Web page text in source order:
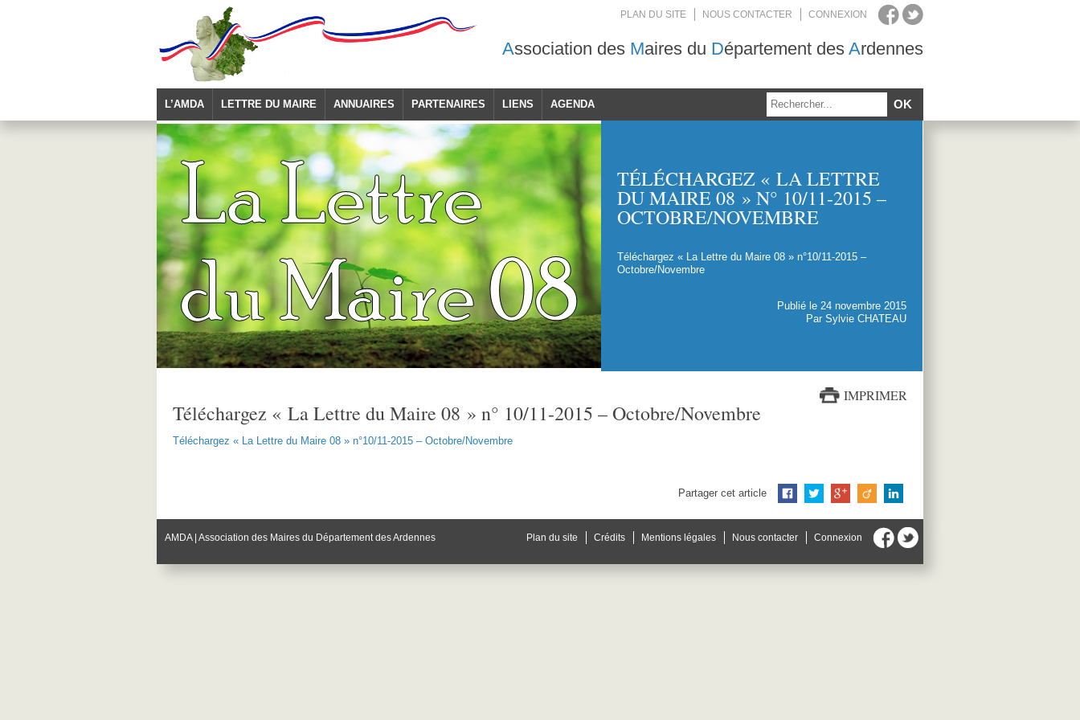
PLAN DU SITE NOUS CONTACTER CONNEXION
Association des Maires du Département des Ardennes
L’AMDA LETTRE DU MAIRE ANNUAIRES PARTENAIRES LIENS AGENDA
TÉLÉCHARGEZ « LA LETTRE
DU MAIRE 08 » N° 10/11-2015 –
OCTOBRE/NOVEMBRE
Téléchargez « La Lettre du Maire 08 » n°10/11-2015 –
Octobre/Novembre
Publié le 24 novembre 2015
Par Sylvie CHATEAU
IMPRIMER
Téléchargez « La Lettre du Maire 08 » n° 10/11-2015 – Octobre/Novembre
Téléchargez « La Lettre du Maire 08 » n°10/11-2015 – Octobre/Novembre
Partager cet article
AMDA | Association des Maires du Département des Ardennes Plan du site Crédits Mentions légales Nous contacter Connexion